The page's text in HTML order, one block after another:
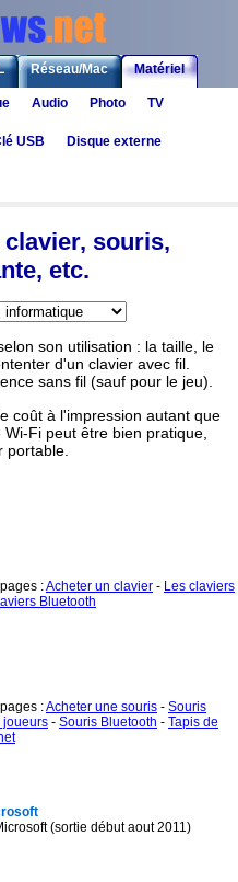
Réseau/Mac Matériel
Audio Photo TV
USB Disque externe
souris,
etc.
son utilisation : la taille, le
d'un clavier avec fil.
sans fil (sauf pour le jeu).
coût à l'impression autant que
Fi peut être bien pratique,
portable.
:Acheter un clavier - Les claviers
Bluetooth
:Acheter une souris - Souris
joueurs - Souris Bluetooth - Tapis de
(sortie début aout 2011)